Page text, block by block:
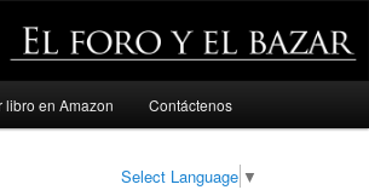
libro en Amazon Contáctenos
Select Language ▼